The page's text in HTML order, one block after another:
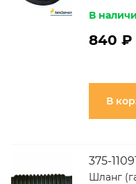
В
840 ₽
В
375-
Шланг